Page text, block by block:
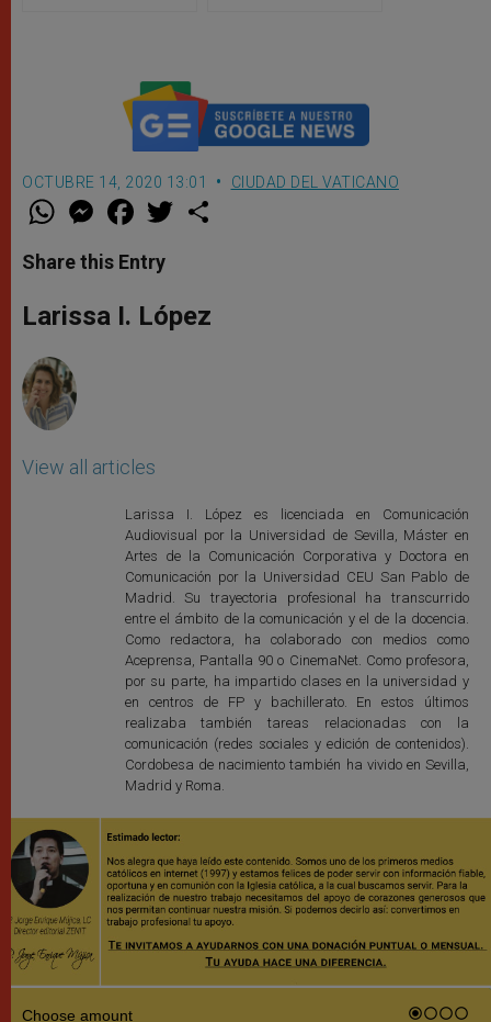
OCTUBRE 14, 2020 13:01 CIUDAD DEL VATICANO
W
t
s
p
p
M
e
s
e
g
e
F
a
e
b
o
k
w
r
Share this Entry
Larissa I. López
View all articles
Larissa I. López es licenciada en Comunicación
Audiovisual por la Universidad de Sevilla, Máster en
Artes de la Comunicación Corporativa y Doctora en
Comunicación por la Universidad CEU San Pablo de
Madrid. Su trayectoria profesional ha transcurrido
entre el ámbito de la comunicación y el de la docencia.
Como redactora, ha colaborado con medios como
Aceprensa, Pantalla 90 o CinemaNet. Como profesora,
por su parte, ha impartido clases en la universidad y
en centros de FP y bachillerato. En estos últimos
realizaba también tareas relacionadas con la
comunicación (redes sociales y edición de contenidos).
Cordobesa de nacimiento también ha vivido en Sevilla,
Madrid y Roma.